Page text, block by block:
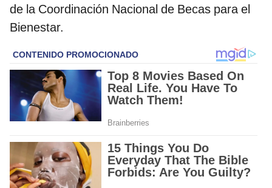
de la Coordinación Nacional de Becas para el
Bienestar.